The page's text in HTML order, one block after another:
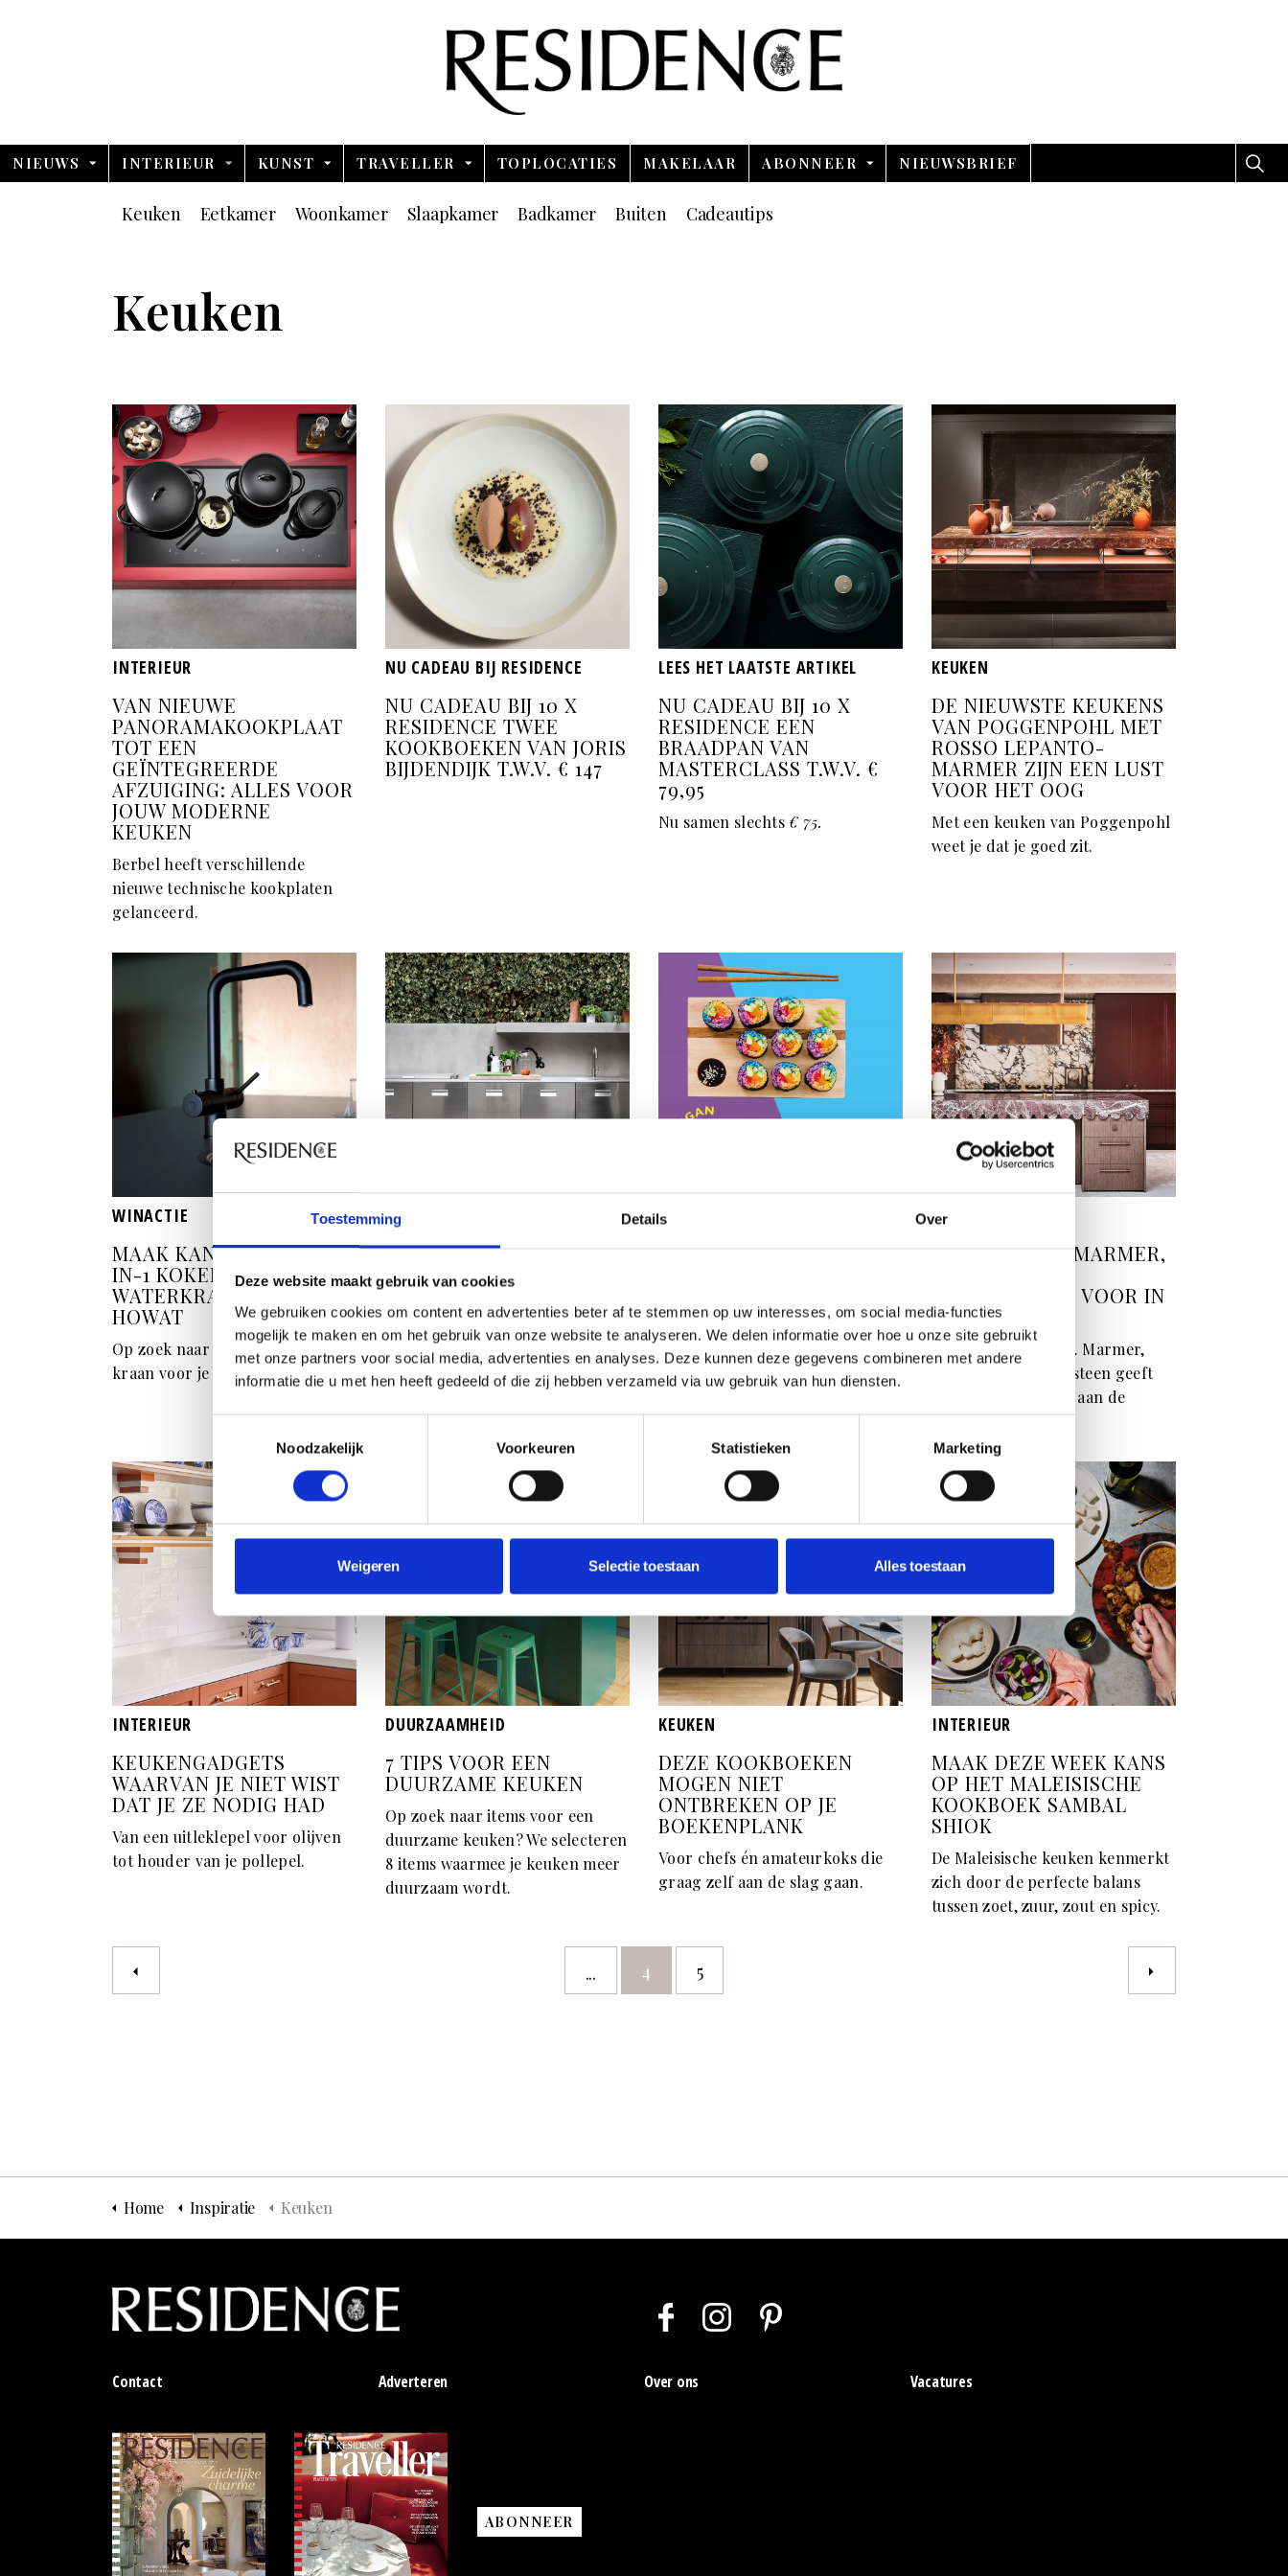
Toestemming Details Over
Deze website maakt gebruik van cookies
We gebruiken cookies om content en advertenties beter af te stemmen op uw interesses, om social media-functies
mogelijk te maken en om het gebruik van onze website te analyseren. We delen informatie over hoe u onze site gebruikt
met onze partners voor social media, advertenties en analyses. Deze kunnen deze gegevens combineren met andere
informatie die u met hen heeft gedeeld of die zij hebben verzameld via uw gebruik van hun diensten.
Noodzakelijk
Voorkeuren Statistieken Marketing
Weigeren Selectie toestaan Alles toestaan
NIEUWS INTERIEUR KUNST TRAVELLER TOPLOCATIES MAKELAAR ABONNEER NIEUWSBRIEF
Keuken Eetkamer Woonkamer Slaapkamer Badkamer Buiten Cadeautips
Keuken
INTERIEUR
VAN NIEUWE
PANORAMAKOOKPLAAT
TOT EEN
GEÏNTEGREERDE
AFZUIGING: ALLES VOOR
JOUW MODERNE
KEUKEN
Berbel heeft verschillende
nieuwe technische kookplaten
gelanceerd.
NU CADEAU BIJ RESIDENCE
NU CADEAU BIJ 10 X
RESIDENCE TWEE
KOOKBOEKEN VAN JORIS
BIJDENDIJK T.W.V. € 147
LEES HET LAATSTE ARTIKEL
NU CADEAU BIJ 10 X
RESIDENCE EEN
BRAADPAN VAN
MASTERCLASS T.W.V. €
79,95
Nu samen slechts€ 75.
KEUKEN
DE NIEUWSTE KEUKENS
VAN POGGENPOHL MET
ROSSO LEPANTO-
MARMER ZIJN EEN LUST
VOOR HET OOG
Met een keuken van Poggenpohl
weet je dat je goed zit.
WINACTIE
MAAK KANS OP EEN 3-
IN-1 KOKEND
WATERKRAAN VAN
HOWAT
Op zoek naar een alles-in-één-
kraan voor je keuken?
KEUKEN
VAN BINNEN NAAR
BUITEN MET VAN BOVEN
Van binnen naar buiten.
INTERIEUR
MAAK DEZE WEEK KANS
TJON AFFO
Deze week maak je kans op het
kookboek van Jason Tjon Affo bij
INTERIEUR
HET MOOISTE MARMER,
NATUURSTEEN VOOR IN
DE KEUKEN
Rotsvast vertrouwd. Marmer,
keramiek of natuursteen geeft
diepte en structuur aan de
keuken.
INTERIEUR
KEUKENGADGETS
WAARVAN JE NIET WIST
DAT JE ZE NODIG HAD
Van een uitleklepel voor olijven
tot houder van je pollepel.
DUURZAAMHEID
7 TIPS VOOR EEN
DUURZAME KEUKEN
Op zoek naar items voor een
duurzame keuken? We selecteren
8 items waarmee je keuken meer
duurzaam wordt.
KEUKEN
DEZE KOOKBOEKEN
MOGEN NIET
ONTBREKEN OP JE
BOEKENPLANK
Voor chefs én amateurkoks die
graag zelf aan de slag gaan.
INTERIEUR
MAAK DEZE WEEK KANS
OP HET MALEISISCHE
KOOKBOEK SAMBAL
SHIOK
De Maleisische keuken kenmerkt
zich door de perfecte balans
tussen zoet, zuur, zout en spicy.
... 4 5
Home Inspiratie Keuken
Contact Adverteren Over ons Vacatures
ABONNEER